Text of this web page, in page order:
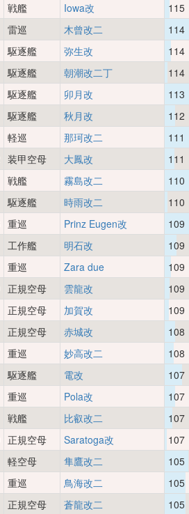
戦艦 Iowa改
115
雷巡 木曾改二
114
駆逐艦 弥生改
114
駆逐艦 朝潮改二丁
114
駆逐艦 卯月改
113
駆逐艦 秋月改
112
軽巡 那珂改二
111
装甲空母 大鳳改
111
戦艦 霧島改二
110
駆逐艦 時雨改二
110
重巡 Prinz Eugen改
109
工作艦 明石改
109
重巡 Zara due
109
正規空母 雲龍改
109
正規空母 加賀改
109
正規空母 赤城改
108
重巡 妙高改二
108
駆逐艦 電改
107
重巡 Pola改
107
戦艦 比叡改二
107
正規空母 Saratoga改
107
軽空母 隼鷹改二
105
重巡 鳥海改二
105
正規空母 蒼龍改二
105